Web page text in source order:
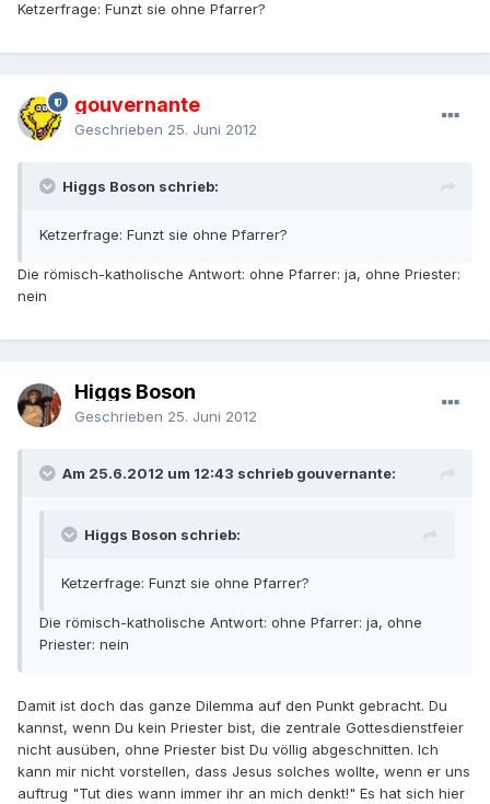
Ketzerfrage: Funzt sie ohne Pfarrer?
gouvernante
Geschrieben 25. Juni 2012
Higgs Boson schrieb:
Ketzerfrage: Funzt sie ohne Pfarrer?
Die römisch-katholische Antwort: ohne Pfarrer: ja, ohne Priester:
nein
Higgs Boson
Geschrieben 25. Juni 2012
Am 25.6.2012 um 12:43 schrieb gouvernante:
Higgs Boson schrieb:
Ketzerfrage: Funzt sie ohne Pfarrer?
Die römisch-katholische Antwort: ohne Pfarrer: ja, ohne
Priester: nein
Damit ist doch das ganze Dilemma auf den Punkt gebracht. Du
kannst, wenn Du kein Priester bist, die zentrale Gottesdienstfeier
nicht ausüben, ohne Priester bist Du völlig abgeschnitten. Ich
kann mir nicht vorstellen, dass Jesus solches wollte, wenn er uns
auftrug "Tut dies wann immer ihr an mich denkt!" Es hat sich hier